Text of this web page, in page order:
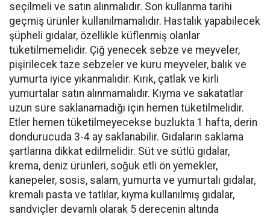
seçilmeli ve satın alınmalıdır. Son kullanma tarihi
geçmiş ürünler kullanılmamalıdır. Hastalık yapabilecek
şüpheli gıdalar, özellikle küflenmiş olanlar
tüketilmemelidir. Çiğ yenecek sebze ve meyveler,
pişirilecek taze sebzeler ve kuru meyveler, balık ve
yumurta iyice yıkanmalıdır. Kırık, çatlak ve kirli
yumurtalar satın alınmamalıdır. Kıyma ve sakatatlar
uzun süre saklanamadığı için hemen tüketilmelidir.
Etler hemen tüketilmeyecekse buzlukta 1 hafta, derin
dondurucuda 3-4 ay saklanabilir. Gıdaların saklama
şartlarına dikkat edilmelidir. Süt ve sütlü gıdalar,
krema, deniz ürünleri, soğuk etli ön yemekler,
kanepeler, sosis, salam, yumurta ve yumurtalı gıdalar,
kremalı pasta ve tatlılar, kıyma kullanılmış gıdalar,
sandviçler devamlı olarak 5 derecenin altında